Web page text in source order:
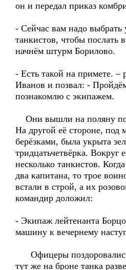
он и передал приказ
- Сейчас вам надо
танкистов, чтобы послать в
начнём штурм Борилово.
- Есть такой на примете. –
Иванов и позвал: -
познакомлю с экипажем.
Они вышли на поляну
На другой её стороне, под
берёзками, была укрыта
тридцатьчетвёрка. Вокруг
несколько танкистов.
два капитана, то трое
встали в строй, а их
командир доложил:
- Экипаж лейтенанта
машину к вечернему
Офицеры
тут же на броне танка